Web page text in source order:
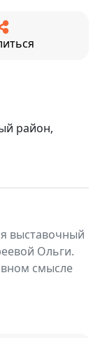
район,
выставочный
Ольги.
смысле
нового